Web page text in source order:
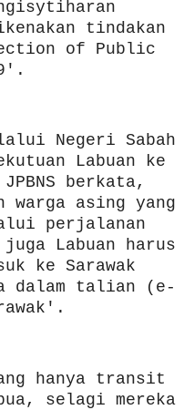
tindakan
of Public
Negeri Sabah
Labuan ke
berkata,
warga asing yang
perjalanan
Labuan harus
ke Sarawak
dalam talian (e-
hanya transit
selagi mereka